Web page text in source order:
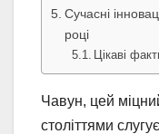
Сучасні
році
Цікаві
Чавун, цей
століттями